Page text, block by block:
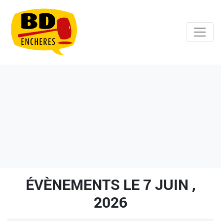
ÉVÈNEMENTS LE 7 JUIN ,
2026